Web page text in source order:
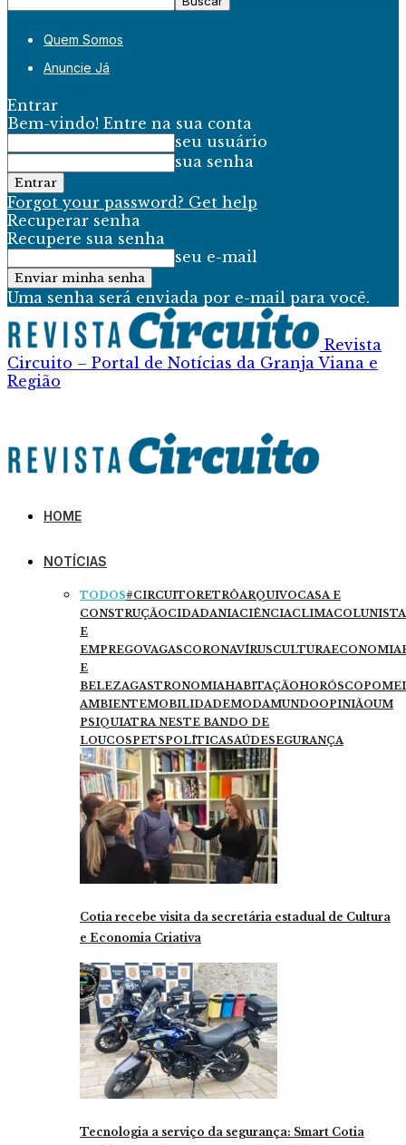
Quem Somos
Anuncie Já
Entrar
Bem-vindo! Entre na sua conta
seu usuário
sua senha
Forgot your password? Get help
Recuperar senha
Recupere sua senha
seu e-mail
Uma senha será enviada por e-mail para você.
Revista
Circuito – Portal de Notícias da Granja Viana e
Região
HOME
NOTÍCIAS
TODOS#CIRCUITORETRÔARQUIVOCASA E
CONSTRUÇÃOCIDADANIACIÊNCIACLIMA
E
EMPREGOVAGASCORONAVÍRUSCULTURAECONOMIA
E
BELEZAGASTRONOMIAHABITAÇÃOHORÓSCOPO
AMBIENTEMOBILIDADEMODAMUNDOOPINIÃOUM
PSIQUIATRA NESTE BANDO DE
LOUCOSPETSPOLÍTICASAÚDESEGURANÇA
Cotia recebe visita da secretária estadual de Cultura
e Economia Criativa
Tecnologia a serviço da segurança: Smart Cotia